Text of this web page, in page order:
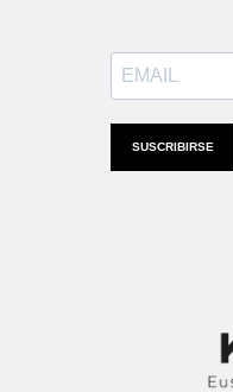
SUSCRIBIRSE